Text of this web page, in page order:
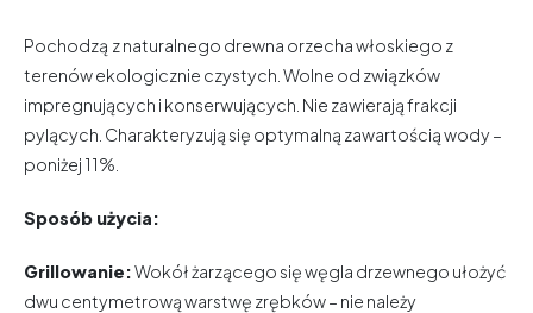
Pochodzą z naturalnego drewna orzecha włoskiego z
terenów ekologicznie czystych. Wolne od związków
impregnujących i konserwujących. Nie zawierają frakcji
pylących. Charakteryzują się optymalną zawartością wody –
poniżej 11%.
Sposób użycia:
Grillowanie:Wokół żarzącego się węgla drzewnego ułożyć
dwu centymetrową warstwę zrębków – nie należy